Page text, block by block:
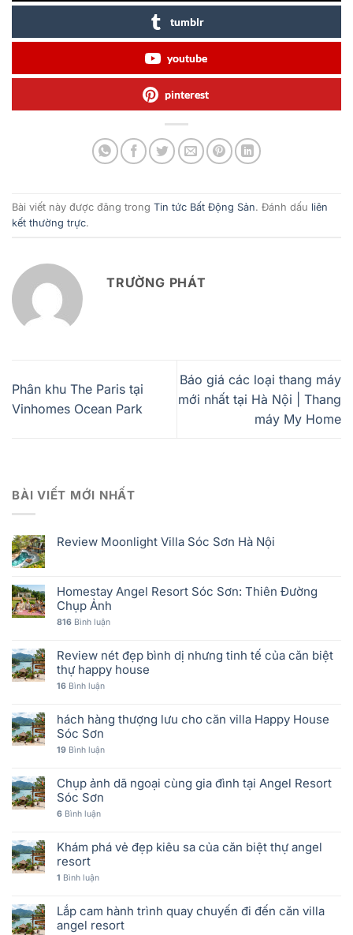
tumblr
youtube
pinterest
Bài viết này được đăng trong Tin tức Bất Động Sản. Đánh dấu liên
kết thường trực.
TRƯỜNG PHÁT
Phân khu The Paris tại
Vinhomes Ocean Park
Báo giá các loại thang máy
mới nhất tại Hà Nội | Thang
máy My Home
BÀI VIẾT MỚI NHẤT
Review Moonlight Villa Sóc Sơn Hà Nội
Homestay Angel Resort Sóc Sơn: Thiên Đường
Chụp Ảnh
816 Bình luận
Review nét đẹp bình dị nhưng tinh tế của căn biệt
thự happy house
16 Bình luận
hách hàng thượng lưu cho căn villa Happy House
Sóc Sơn
19 Bình luận
Chụp ảnh dã ngoại cùng gia đình tại Angel Resort
Sóc Sơn
6 Bình luận
Khám phá vẻ đẹp kiêu sa của căn biệt thự angel
resort
1 Bình luận
Lắp cam hành trình quay chuyến đi đến căn villa
angel resort